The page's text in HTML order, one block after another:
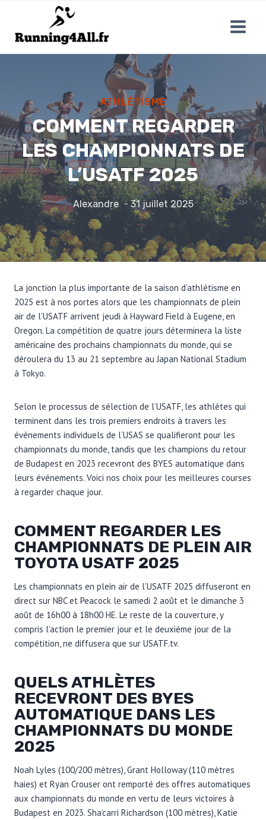
contenu
ATHLÉTISME
COMMENT REGARDER
LES CHAMPIONNATS DE
L’USATF 2025
Alexandre 31 juillet 2025
La jonction la plus importante de la saison d’athlétisme en
2025 est à nos portes alors que les championnats de plein
air de l’USATF arrivent jeudi à Hayward Field à Eugene, en
Oregon. La compétition de quatre jours déterminera la liste
américaine des prochains championnats du monde, qui se
déroulera du 13 au 21 septembre au Japan National Stadium
à Tokyo.
Selon le processus de sélection de l’USATF, les athlètes qui
terminent dans les trois premiers endroits à travers les
événements individuels de l’USAS se qualifieront pour les
championnats du monde, tandis que les champions du retour
de Budapest en 2023 recevront des BYES automatique dans
leurs événements. Voici nos choix pour les meilleures courses
à regarder chaque jour.
COMMENT REGARDER LES
CHAMPIONNATS DE PLEIN AIR
TOYOTA USATF 2025
Les championnats en plein air de l’USATF 2025 diffuseront en
direct sur NBC et Peacock le samedi 2 août et le dimanche 3
août de 16h00 à 18h00 HE. Le reste de la couverture, y
compris l’action le premier jour et le deuxième jour de la
compétition, ne diffusera que sur USATF.tv.
QUELS ATHLÈTES
RECEVRONT DES BYES
AUTOMATIQUE DANS LES
CHAMPIONNATS DU MONDE
2025
Noah Lyles (100/200 mètres), Grant Holloway (110 mètres
haies) et Ryan Crouser ont remporté des offres automatiques
aux championnats du monde en vertu de leurs victoires à
Budapest en 2023. Sha’carri Richardson (100 mètres), Katie